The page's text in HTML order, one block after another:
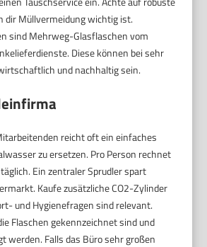
dir Müllvermeidung wichtig ist.
sind Mehrweg-Glasflaschen vom
Diese können bei sehr
und nachhaltig sein.
reicht oft ein einfaches
zu ersetzen. Pro Person rechnet
Ein zentraler Sprudler spart
Kaufe zusätzliche CO2-Zylinder
und Hygienefragen sind relevant.
Flaschen gekennzeichnet sind und
werden. Falls das Büro sehr großen